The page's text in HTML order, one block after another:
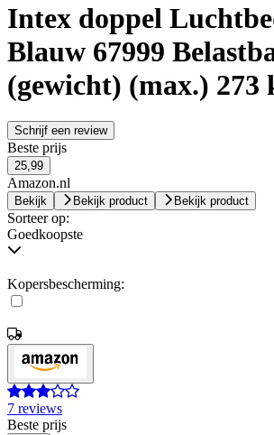
Intex doppel
Blauw 67999
(gewicht) (max.) 273
Schrijf een review
Beste prijs
25,99
Amazon.nl
Bekijk Bekijk product Bekijk product
Sorteer op:
Goedkoopste
Kopersbescherming:
7 reviews
Beste prijs